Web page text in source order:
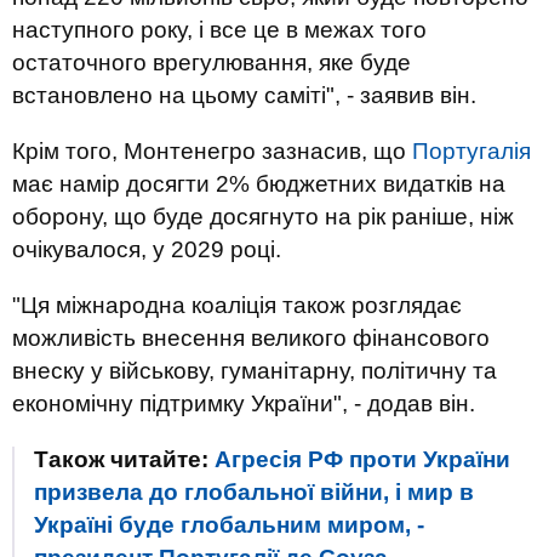
наступного року, і все це в межах того
остаточного врегулювання, яке буде
встановлено на цьому саміті", - заявив він.
Крім того, Монтенегро зазнасив, що Португалія
має намір досягти 2% бюджетних видатків на
оборону, що буде досягнуто на рік раніше, ніж
очікувалося, у 2029 році.
"Ця міжнародна коаліція також розглядає
можливість внесення великого фінансового
внеску у військову, гуманітарну, політичну та
економічну підтримку України", - додав він.
Також читайте: Агресія РФ проти України
призвела до глобальної війни, і мир в
Україні буде глобальним миром, -